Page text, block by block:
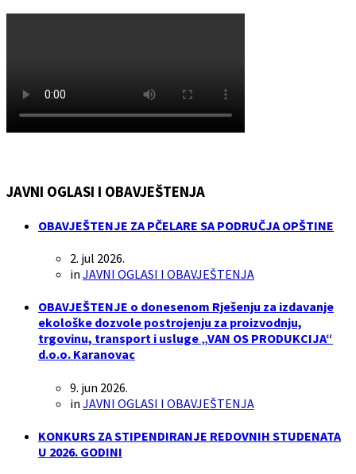
JAVNI OGLASI I OBAVJEŠTENJA
OBAVJEŠTENJE ZA PČELARE SA PODRUČJA OPŠTINE
2. jul 2026.
in JAVNI OGLASI I OBAVJEŠTENJA
OBAVJEŠTENJE o donesenom Rješenju za izdavanje
ekološke dozvole postrojenju za proizvodnju,
trgovinu, transport i usluge „VAN OS PRODUKCIJA“
d.o.o. Karanovac
9. jun 2026.
in JAVNI OGLASI I OBAVJEŠTENJA
KONKURS ZA STIPENDIRANJE REDOVNIH STUDENATA
U 2026. GODINI